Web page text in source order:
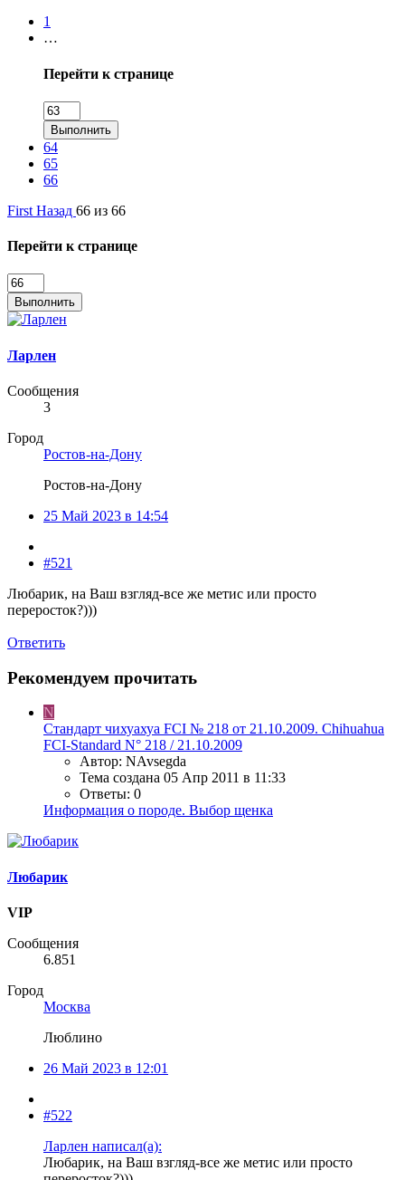
1
…
Перейти к странице
Выполнить
64
65
66
First Назад 66 из 66
Перейти к странице
Выполнить
Ларлен
Сообщения
3
Город
Ростов-на-Дону
Ростов-на-Дону
25 Май 2023 в 14:54
#521
Любарик, на Ваш взгляд-все же метис или просто
переросток?)))
Ответить
Рекомендуем прочитать
N
Стандарт чихуахуа FCI № 218 от 21.10.2009. Chihuahua
FCI-Standard N° 218 / 21.10.2009
Автор: NAvsegda
Тема создана 05 Апр 2011 в 11:33
Ответы: 0
Информация о породе. Выбор щенка
Любарик
VIP
Сообщения
6.851
Город
Москва
Люблино
26 Май 2023 в 12:01
#522
Ларлен написал(а):
Любарик, на Ваш взгляд-все же метис или просто